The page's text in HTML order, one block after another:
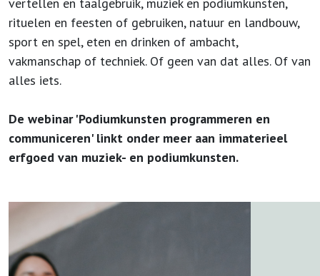
rituelen en feesten of gebruiken, natuur en landbouw,
sport en spel, eten en drinken of ambacht,
vakmanschap of techniek. Of geen van dat alles. Of van
alles iets.
De webinar 'Podiumkunsten programmeren en
communiceren' linkt onder meer aan immaterieel
erfgoed van muziek- en podiumkunsten.